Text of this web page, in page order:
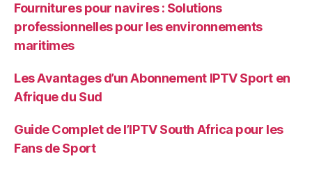
Fournitures pour navires : Solutions
professionnelles pour les environnements
maritimes
Les Avantages d’un Abonnement IPTV Sport en
Afrique du Sud
Guide Complet de l’IPTV South Africa pour les
Fans de Sport